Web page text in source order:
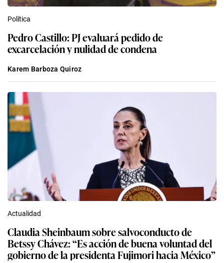
Política
Pedro Castillo: PJ evaluará pedido de
excarcelación y nulidad de condena
Karem Barboza Quiroz
Actualidad
Claudia Sheinbaum sobre salvoconducto de
Betssy Chávez: “Es acción de buena voluntad del
gobierno de la presidenta Fujimori hacia México”